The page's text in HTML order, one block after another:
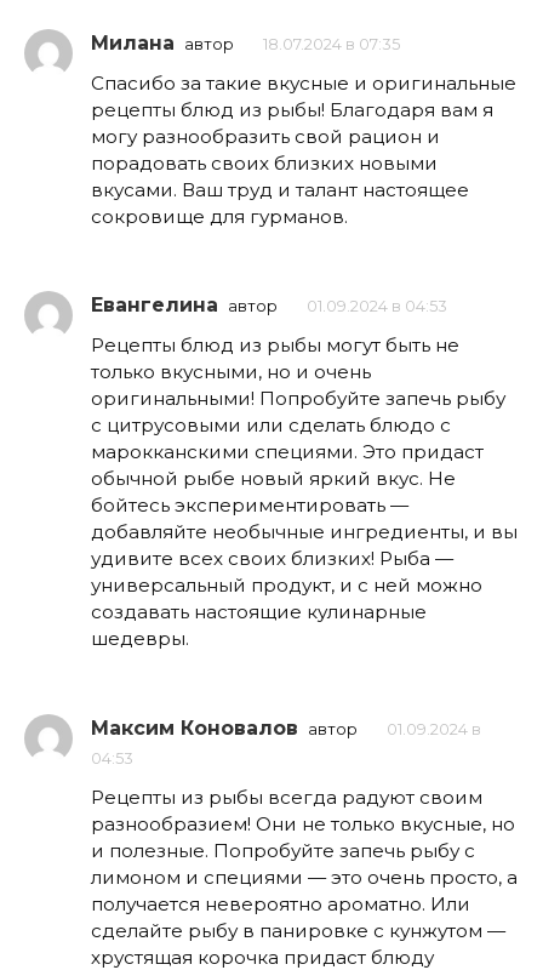
Милана автор 18.07.2024 в 07:35
Спасибо за такие вкусные и оригинальные
рецепты блюд из рыбы! Благодаря вам я
могу разнообразить свой рацион и
порадовать своих близких новыми
вкусами. Ваш труд и талант настоящее
сокровище для гурманов.
Евангелина автор 01.09.2024 в 04:53
Рецепты блюд из рыбы могут быть не
только вкусными, но и очень
оригинальными! Попробуйте запечь рыбу
с цитрусовыми или сделать блюдо с
марокканскими специями. Это придаст
обычной рыбе новый яркий вкус. Не
бойтесь экспериментировать —
добавляйте необычные ингредиенты, и вы
удивите всех своих близких! Рыба —
универсальный продукт, и с ней можно
создавать настоящие кулинарные
шедевры.
Максим Коновалов автор
01.09.2024 в
04:53
Рецепты из рыбы всегда радуют своим
разнообразием! Они не только вкусные, но
и полезные. Попробуйте запечь рыбу с
лимоном и специями — это очень просто, а
получается невероятно ароматно. Или
сделайте рыбу в панировке с кунжутом —
хрустящая корочка придаст блюду